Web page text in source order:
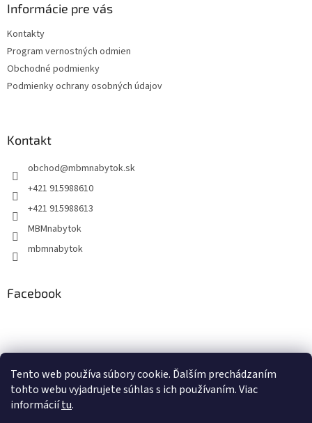
Tento web používa súbory cookie. Ďalším prechádzaním
tohto webu vyjadrujete súhlas s ich používaním. Viac
informáciítu.
Informácie pre vás
Kontakty
Program vernostných odmien
Obchodné podmienky
Podmienky ochrany osobných údajov
Kontakt
obchod@mbmnabytok.sk
+421 915988610
+421 915988613
MBMnabytok
mbmnabytok
Facebook
0KS / €0